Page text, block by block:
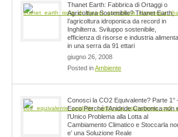
Thanet Earth: Fabbrica di Ortaggi o
Agricoltura Sostenibile? Thanet Earth,
l’agricoltura idroponica da record in
Inghilterra. Sviluppo sostenibile,
efficienza di risorse e industria
in una serra da 91 ettari
giugno 26, 2008
Posted inAmbiente
Conosci la CO2 Equivalente? Parte 1°
Ecco Perché l’Anidride Carbonica non
l’Unico Problema alla Lotta al
Cambiamento Climatico e Stoccarla
e’ una Soluzione Reale